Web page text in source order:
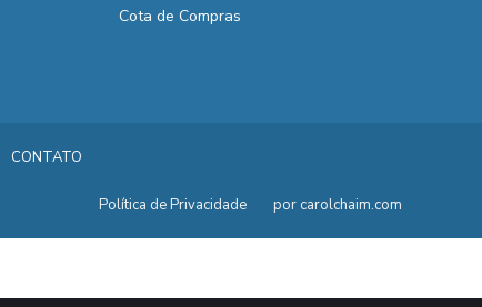
Cota de Compras
CONTATO
Política de Privacidade por carolchaim.com